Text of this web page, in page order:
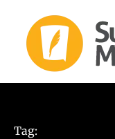
Tag: